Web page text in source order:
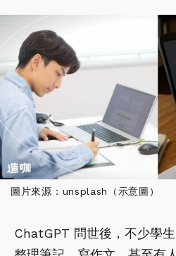
圖片來源：unsplash（示意圖）
ChatGPT 問世後，不少學